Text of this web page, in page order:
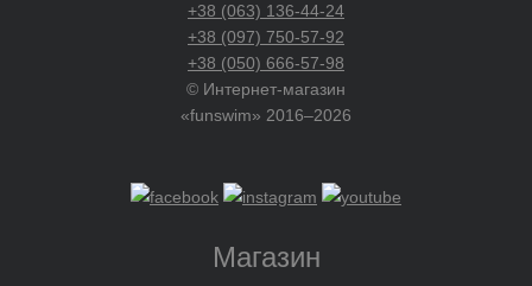
+38 (063) 136-44-24
+38 (097) 750-57-92
+38 (050) 666-57-98
© Интернет-магазин
«funswim» 2016–2026
Магазин